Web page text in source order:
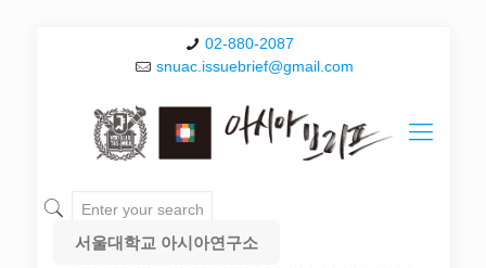
02-880-2087
snuac.issuebrief@gmail.com
서울대학교 아시아연구소